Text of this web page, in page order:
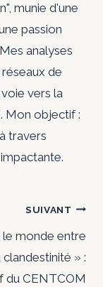
munie d'une
passion
analyses
de
vers la
Mon objectif :
travers
SUIVANT
le monde entre
clandestinité » :
du CENTCOM